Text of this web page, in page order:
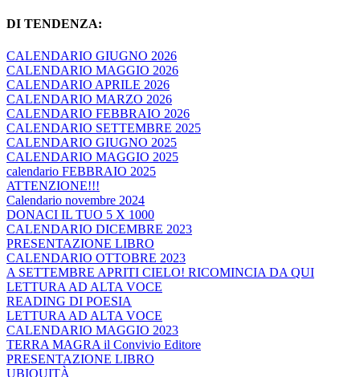
DI TENDENZA:
CALENDARIO GIUGNO 2026
CALENDARIO MAGGIO 2026
CALENDARIO APRILE 2026
CALENDARIO MARZO 2026
CALENDARIO FEBBRAIO 2026
CALENDARIO SETTEMBRE 2025
CALENDARIO GIUGNO 2025
CALENDARIO MAGGIO 2025
calendario FEBBRAIO 2025
ATTENZIONE!!!
Calendario novembre 2024
DONACI IL TUO 5 X 1000
CALENDARIO DICEMBRE 2023
PRESENTAZIONE LIBRO
CALENDARIO OTTOBRE 2023
A SETTEMBRE APRITI CIELO! RICOMINCIA DA QUI
LETTURA AD ALTA VOCE
READING DI POESIA
LETTURA AD ALTA VOCE
CALENDARIO MAGGIO 2023
TERRA MAGRA il Convivio Editore
PRESENTAZIONE LIBRO
UBIQUITÀ